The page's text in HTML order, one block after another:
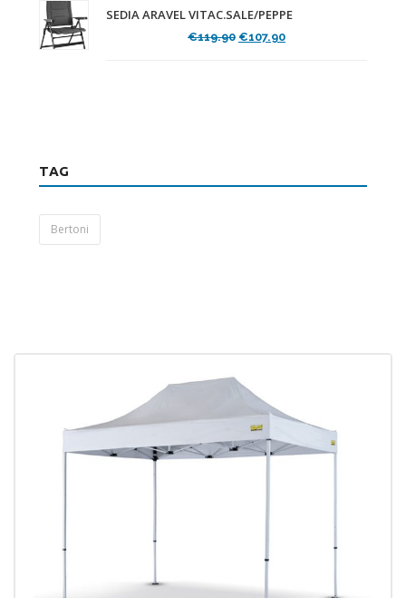
€89.90.€80.90.
SEDIA ARAVEL VITAC.SALE/PEPPE
€119.90 Il
€107.90Il
TAG
Bertoni